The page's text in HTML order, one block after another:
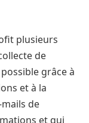
plusieurs
de
grâce à
et à la
de
et qui